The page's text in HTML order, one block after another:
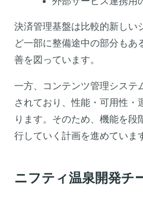
決済管理基盤は比較的新しい
ど一部に整備途中の部分もあ
善を図っています。
一方、コンテンツ管理システ
されており、性能・可用性・
ります。そのため、機能を段
行していく計画を進めていま
ニフティ温泉開発チ